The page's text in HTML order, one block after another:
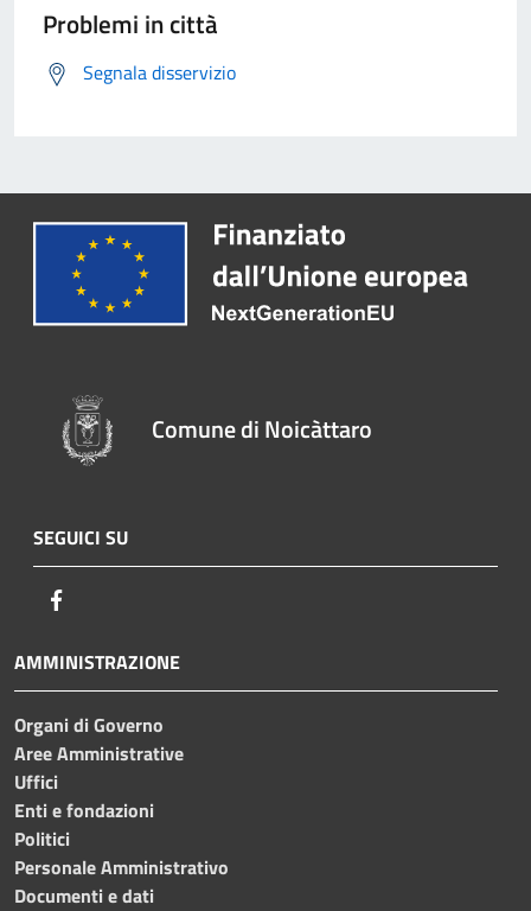
Problemi in città
Segnala disservizio
Comune di Noicàttaro
SEGUICI SU
AMMINISTRAZIONE
Organi di Governo
Aree Amministrative
Uffici
Enti e fondazioni
Politici
Personale Amministrativo
Documenti e dati